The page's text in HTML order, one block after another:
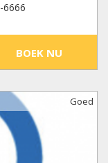
6666
BOEK NU
Goed